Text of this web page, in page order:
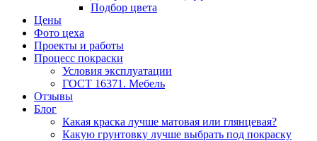
Подбор цвета
Цены
Фото цеха
Проекты и работы
Процесс покраски
Условия эксплуатации
ГОСТ 16371. Мебель
Отзывы
Блог
Какая краска лучше матовая или глянцевая?
Какую грунтовку лучше выбрать под покраску